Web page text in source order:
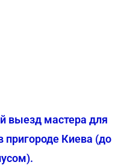
выезд мастера для
пригороде Киева (до